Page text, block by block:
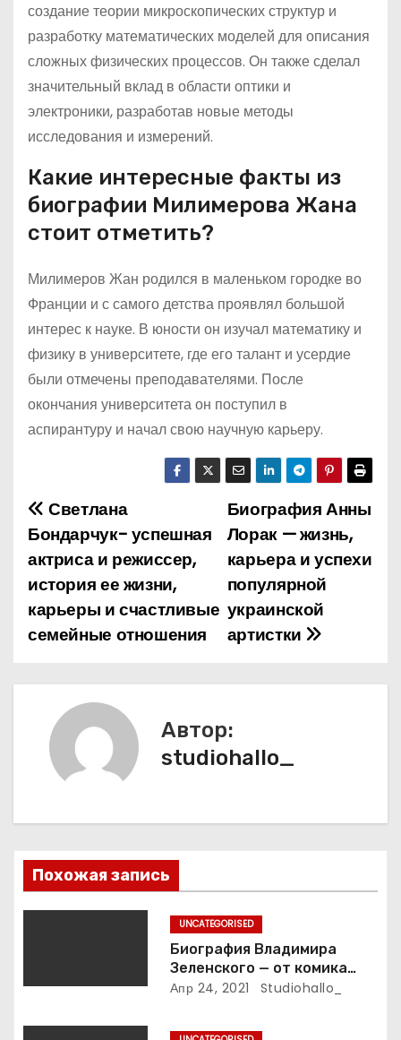
создание теории микроскопических структур и
разработку математических моделей для описания
сложных физических процессов. Он также сделал
значительный вклад в области оптики и
электроники, разработав новые методы
исследования и измерений.
Какие интересные факты из
биографии Милимерова Жана
стоит отметить?
Милимеров Жан родился в маленьком городке во
Франции и с самого детства проявлял большой
интерес к науке. В юности он изучал математику и
физику в университете, где его талант и усердие
были отмечены преподавателями. После
окончания университета он поступил в
аспирантуру и начал свою научную карьеру.
Н
а
в
и
я
п
о
Биография Анны
Лорак — жизнь,
карьера и успехи
популярной
украинской
артистки
Светлана
Бондарчук- успешная
актриса и режиссер,
история ее жизни,
карьеры и счастливые
семейные отношения
Автор:
studiohallo_
Похожая запись
UNCATEGORISED
Биография Владимира
Зеленского — от комика
студии «Квартал 95» до
Апр 24, 2021 Studiohallo_